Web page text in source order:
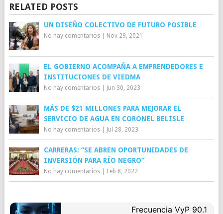
RELATED POSTS
UN DISEÑO COLECTIVO DE FUTURO POSIBLE
No hay comentarios| Nov 29, 2021
EL GOBIERNO ACOMPAÑA A EMPRENDEDORES E
INSTITUCIONES DE VIEDMA
No hay comentarios| Jun 30, 2023
MÁS DE $21 MILLONES PARA MEJORAR EL
SERVICIO DE AGUA EN CORONEL BELISLE
No hay comentarios| Jul 28, 2023
CARRERAS: “SE ABREN OPORTUNIDADES DE
INVERSIÓN PARA RÍO NEGRO”
No hay comentarios| Feb 8, 2022